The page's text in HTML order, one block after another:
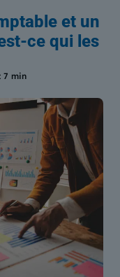
et un
ce qui les
7 min